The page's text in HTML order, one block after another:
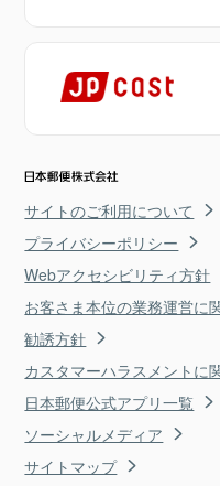
サイトのご利用について
プライバシーポリシー
Webアクセシビリティ方針
お客さま本位の業務運営に
勧誘方針
カスタマーハラスメントに
日本郵便公式アプリ一覧
ソーシャルメディア
サイトマップ